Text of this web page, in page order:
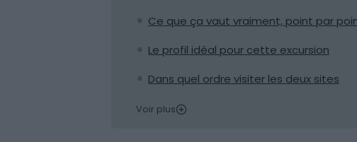
Ce que ça vaut vraiment, point par
Le profil idéal pour cette excursion
Dans quel ordre visiter les deux sites
Voir plus